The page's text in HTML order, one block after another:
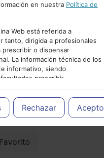
Cancelar
en nuestra Política de
Web está referida a
tanto, dirigida a profesionales
prescribir o dispensar
La información técnica de los
informativo, siendo
prescribir
concreto, el tratamiento más
Rechazar Acepto